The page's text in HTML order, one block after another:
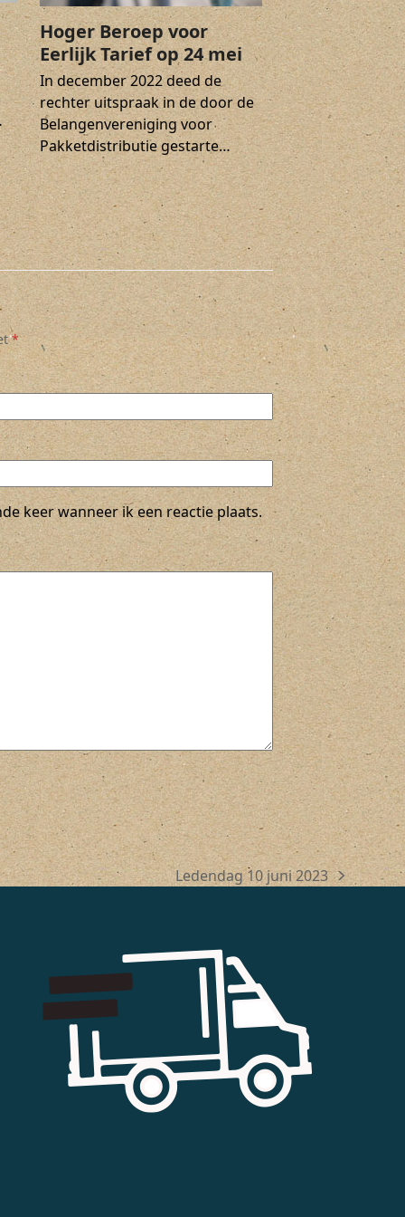
Hoger Beroep voor
Eerlijk Tarief op 24 mei
In december 2022 deed de
rechter uitspraak in de door de
Belangenvereniging voor
Pakketdistributie gestarte…
*
keer wanneer ik een reactie plaats.
next
Ledendag 10 juni 2023